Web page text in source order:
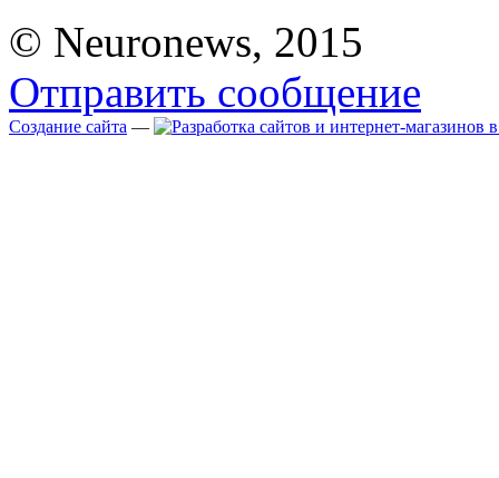
© Neuronews, 2015
Отправить сообщение
Создание сайта —